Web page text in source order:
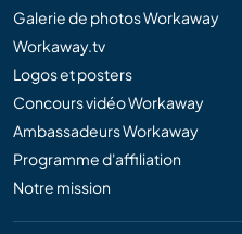
Galerie de photos Workaway
Workaway.tv
Logos et posters
Concours vidéo Workaway
Ambassadeurs Workaway
Programme d'affiliation
Notre mission